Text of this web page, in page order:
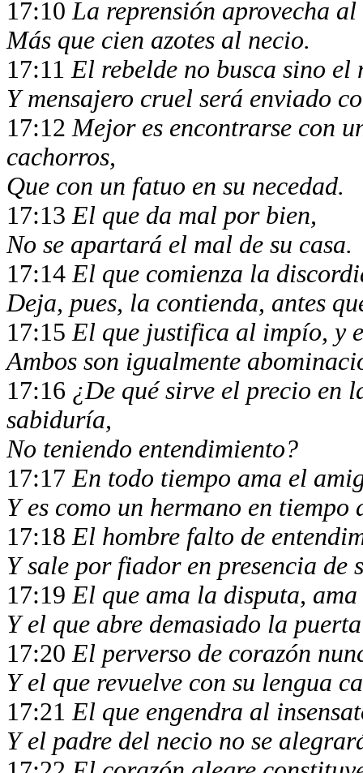
17:10La reprensión aprovecha
Más que cien azotes al necio.
17:11El rebelde no busca sino
Y mensajero cruel será enviado
17:12Mejor es encontrarse con
cachorros,
Que con un fatuo en su necedad.
17:13El que da mal por bien,
No se apartará el mal de su casa.
17:14El que comienza la
Deja, pues, la contienda, antes
17:15El que justifica al impío, y
Ambos son igualmente
17:16 ¿De qué sirve el precio en
sabiduría,
No teniendo entendimiento?
17:17En todo tiempo ama el
Y es como un hermano en tiempo
17:18El hombre falto de
Y sale por fiador en presencia de
17:19El que ama la disputa,
Y el que abre demasiado la
17:20El perverso de corazón
Y el que revuelve con su lengua
17:21El que engendra al
Y el padre del necio no se